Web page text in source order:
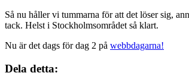
Så nu håller vi tummarna för att det löser sig,
tack. Helst i Stockholmsområdet så klart.
Nu är det dags för dag 2 på webbdagarna!
Dela detta: